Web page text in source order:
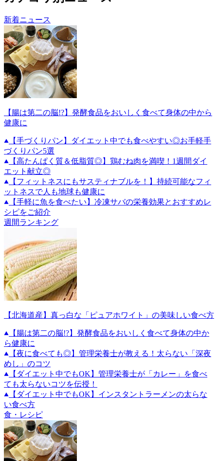
新着ニュース
【腸は第二の脳!?】発酵食品をおいしく食べて身体の中から
健康に
【手づくりパン】ダイエット中でも食べやすい◎お手軽手
づくりパン5選
【高たんぱく質＆低脂質◎】鶏むね肉を満喫！1週間ダイ
エット献立◎
【フィットネスにもサスティナブルを！】持続可能なフィ
ットネスで人も地球も健康に
【手軽に魚を食べたい】冷凍サバの栄養効果とおすすめレ
シピをご紹介
週間ランキング
【北海道産】真っ白な「ピュアホワイト」の美味しい食べ方
【腸は第二の脳!?】発酵食品をおいしく食べて身体の中か
ら健康に
【夜に食べても◎】管理栄養士が教える！太らない「深夜
めし」のコツ
【ダイエット中でもOK】管理栄養士が「カレー」を食べ
ても太らないコツを伝授！
【ダイエット中でもOK】インスタントラーメンの太らな
い食べ方
食・レシピ